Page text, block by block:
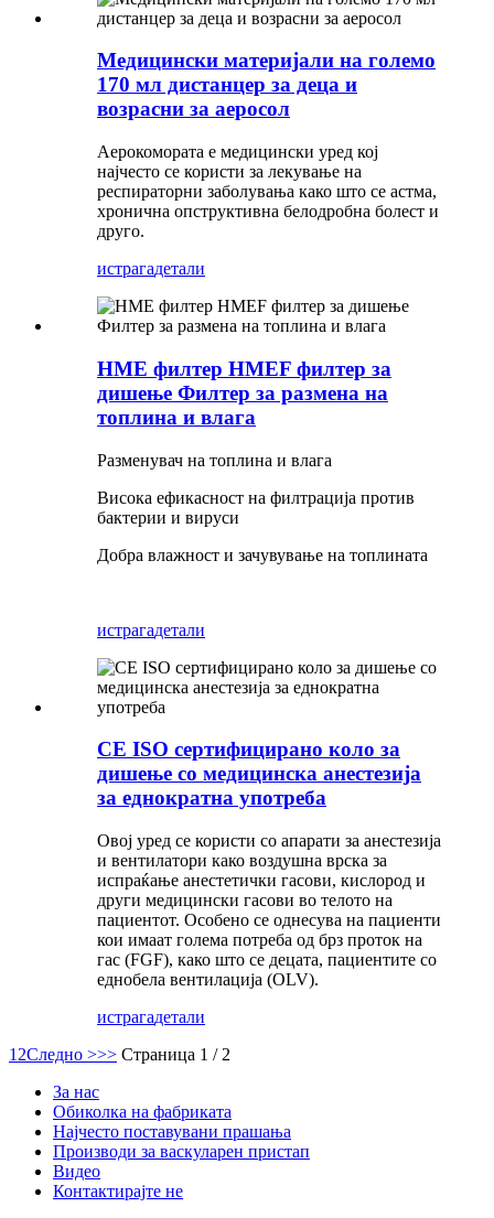
Медицински материјали на големо
170 мл дистанцер за деца и
возрасни за аеросол
Аерокомората е медицински уред кој
најчесто се користи за лекување на
респираторни заболувања како што се астма,
хронична опструктивна белодробна болест и
друго.
истрагадетали
HME филтер HMEF филтер за
дишење Филтер за размена на
топлина и влага
Разменувач на топлина и влага
Висока ефикасност на филтрација против
бактерии и вируси
Добра влажност и зачувување на топлината
истрагадетали
CE ISO сертифицирано коло за
дишење со медицинска анестезија
за еднократна употреба
Овој уред се користи со апарати за анестезија
и вентилатори како воздушна врска за
испраќање анестетички гасови, кислород и
други медицински гасови во телото на
пациентот. Особено се однесува на пациенти
кои имаат голема потреба од брз проток на
гас (FGF), како што се децата, пациентите со
еднобела вентилација (OLV).
истрагадетали
1 2Следно >>> Страница 1 / 2
За нас
Обиколка на фабриката
Најчесто поставувани прашања
Производи за васкуларен пристап
Видео
Контактирајте не